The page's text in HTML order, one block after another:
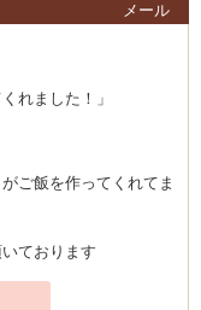
料理教
メール
れました！」
ご飯を作ってくれてま
ております